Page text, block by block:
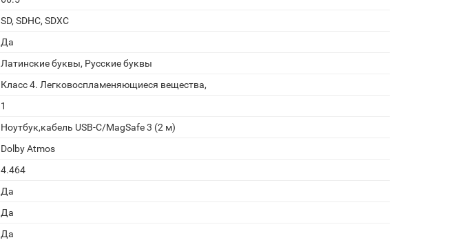
SD, SDHC, SDXC
Да
Латинские буквы, Русские буквы
Класс 4. Легковоспламеняющиеся вещества,
1
Ноутбук,кабель USB-C/MagSafe 3 (2 м)
Dolby Atmos
4.464
Да
Да
Да